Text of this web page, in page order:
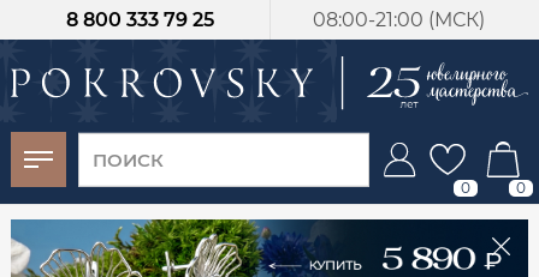
08:00-21:00 (МСК)
8 800 333 79 25
0 0
-30%
от 15 дней с
момента оплаты